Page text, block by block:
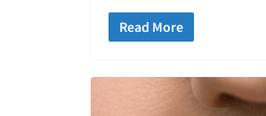
Read More